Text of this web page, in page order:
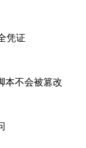
凭证
本不会被篡改